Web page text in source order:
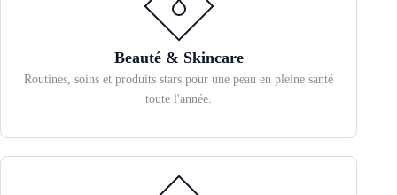
Beauté & Skincare
Routines, soins et produits stars pour une peau en pleine santé
toute l'année.